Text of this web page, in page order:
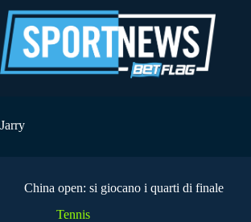
al
contenuto
Jarry
China open: si giocano i quarti di finale
Tennis